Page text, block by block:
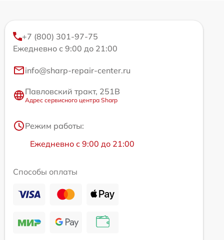
+7 (800) 301-97-75
Ежедневно с 9:00 до 21:00
info@sharp-repair-center.ru
Павловский тракт, 251В
Адрес сервисного центра Sharp
Режим работы:
Ежедневно с 9:00 до 21:00
Способы оплаты